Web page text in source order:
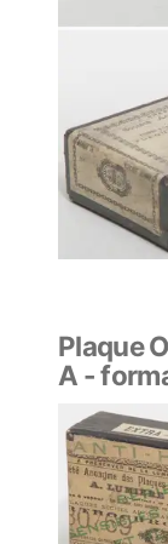
Plaque
A -